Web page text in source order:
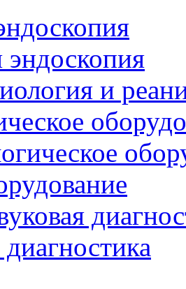
эндоскопия
и